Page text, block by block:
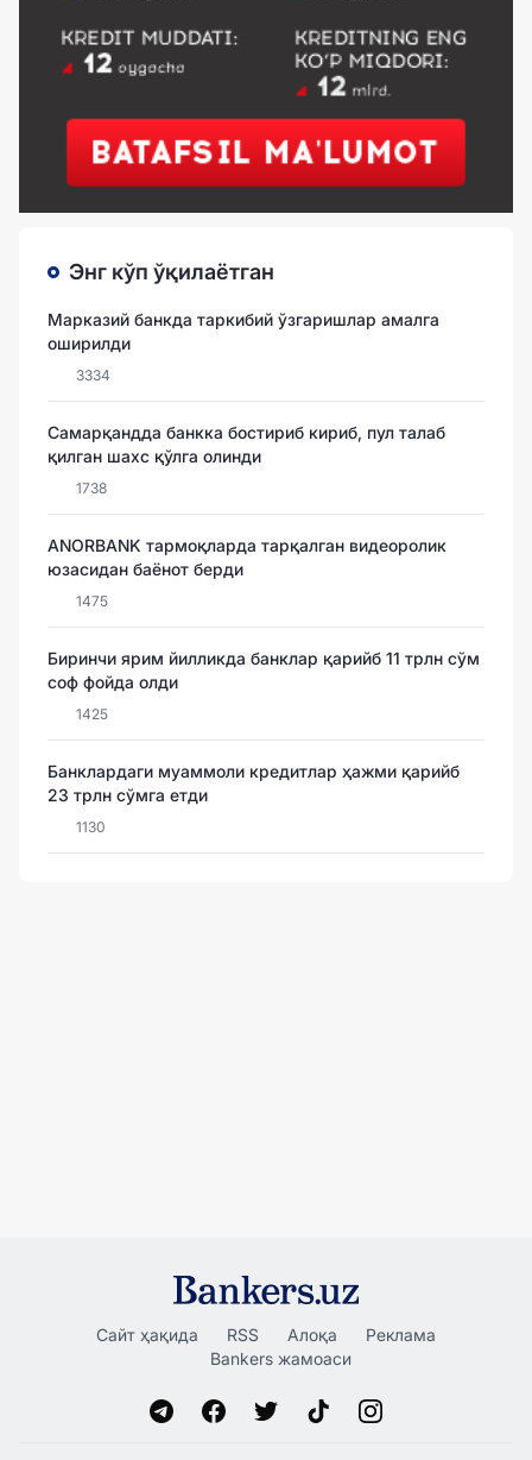
Энг кўп ўқилаётган
Марказий банкда таркибий ўзгаришлар амалга
оширилди
3334
Самарқандда банкка бостириб кириб, пул талаб
қилган шахс қўлга олинди
1738
ANORBANK тармоқларда тарқалган видеоролик
юзасидан баёнот берди
1475
Биринчи ярим йилликда банклар қарийб 11 трлн сўм
соф фойда олди
1425
Банклардаги муаммоли кредитлар ҳажми қарийб
23 трлн сўмга етди
1130
Сайт ҳақида RSS Алоқа
Реклама
Bankers жамоаси